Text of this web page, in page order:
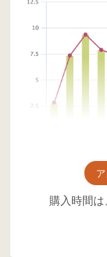
購入時間